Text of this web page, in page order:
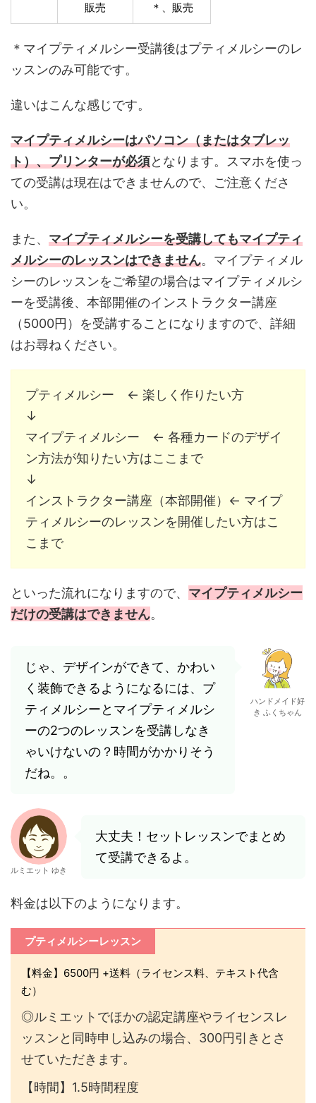
販売 ＊、販売
＊マイプティメルシー受講後はプティメルシーのレ
ッスンのみ可能です。
違いはこんな感じです。
マイプティメルシーはパソコン（またはタブレッ
ト）、プリンターが必須となります。スマホを使っ
ての受講は現在はできませんので、ご注意くださ
い。
また、 マイプティメルシーを受講してもマイプティ
メルシーのレッスンはできません。マイプティメル
シーのレッスンをご希望の場合はマイプティメルシ
ーを受講後、本部開催のインストラクター講座
（5000円）を受講することになりますので、詳細
はお尋ねください。
プティメルシー ← 楽しく作りたい方
↓
マイプティメルシー ← 各種カードのデザイ
ン方法が知りたい方はここまで
↓
インストラクター講座（本部開催）← マイプ
ティメルシーのレッスンを開催したい方はこ
こまで
といった流れになりますので、 マイプティメルシー
だけの受講はできません。
じゃ、デザインができて、かわい
く装飾できるようになるには、プ
ティメルシーとマイプティメルシ
ーの2つのレッスンを受講しなき
ゃいけないの？時間がかかりそう
だね。。
ハンドメイド好
き ふくちゃん
ルミエット ゆき
大丈夫！セットレッスンでまとめ
て受講できるよ。
料金は以下のようになります。
プティメルシーレッスン
【料金】6500円 +送料（ライセンス料、テキスト代含
む）
◎ルミエットでほかの認定講座やライセンスレ
ッスンと同時申し込みの場合、300円引きとさ
せていただきます。
【時間】1.5時間程度